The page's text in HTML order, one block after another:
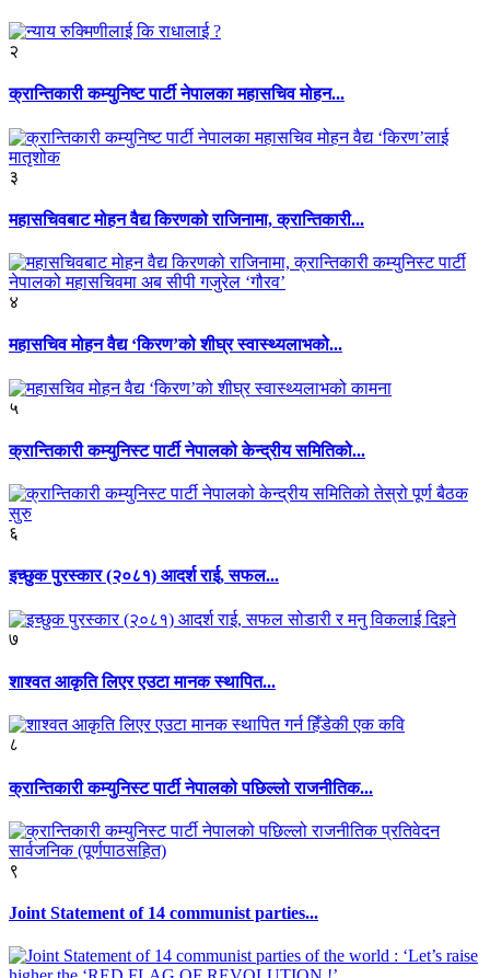
२
क्रान्तिकारी कम्युनिष्ट पार्टी नेपालका महासचिव मोहन...
३
महासचिवबाट मोहन वैद्य किरणको राजिनामा, क्रान्तिकारी...
४
महासचिव मोहन वैद्य ‘किरण’को शीघ्र स्वास्थ्यलाभको...
५
क्रान्तिकारी कम्युनिस्ट पार्टी नेपालको केन्द्रीय समितिको...
६
इच्छुक पुरस्कार (२०८१) आदर्श राई, सफल...
७
शाश्वत आकृति लिएर एउटा मानक स्थापित...
८
क्रान्तिकारी कम्युनिस्ट पार्टी नेपालको पछिल्लो राजनीतिक...
९
Joint Statement of 14 communist parties...